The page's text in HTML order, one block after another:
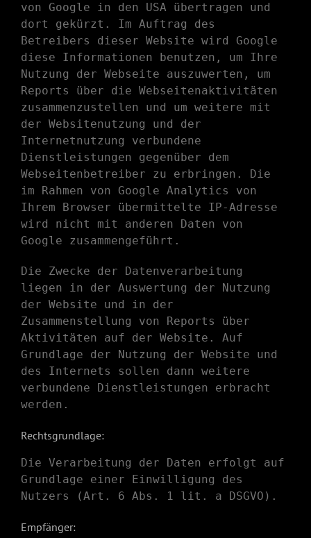
von Google in den USA übertragen und
dort gekürzt. Im Auftrag des
Betreibers dieser Website wird Google
diese Informationen benutzen, um Ihre
Nutzung der Webseite auszuwerten, um
Reports über die Webseitenaktivitäten
zusammenzustellen und um weitere mit
der Websitenutzung und der
Internetnutzung verbundene
Dienstleistungen gegenüber dem
Webseitenbetreiber zu erbringen. Die
im Rahmen von Google Analytics von
Ihrem Browser übermittelte IP-Adresse
wird nicht mit anderen Daten von
Google zusammengeführt.
Die Zwecke der Datenverarbeitung
liegen in der Auswertung der Nutzung
der Website und in der
Zusammenstellung von Reports über
Aktivitäten auf der Website. Auf
Grundlage der Nutzung der Website und
des Internets sollen dann weitere
verbundene Dienstleistungen erbracht
werden.
Rechtsgrundlage:
Die Verarbeitung der Daten erfolgt auf
Grundlage einer Einwilligung des
Nutzers (Art. 6 Abs. 1 lit. a DSGVO).
Empfänger: